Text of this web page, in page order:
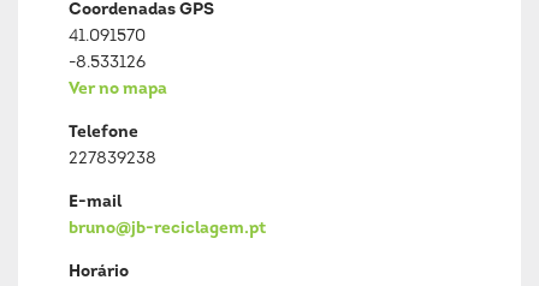
Coordenadas GPS
41.091570
-8.533126
Ver no mapa
Telefone
227839238
E-mail
bruno@jb-reciclagem.pt
Horário